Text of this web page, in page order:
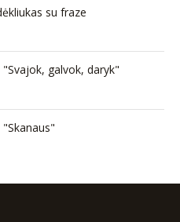
su fraze
galvok, daryk"